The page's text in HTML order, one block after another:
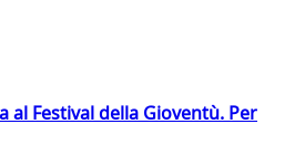
al Festival della Gioventù. Per